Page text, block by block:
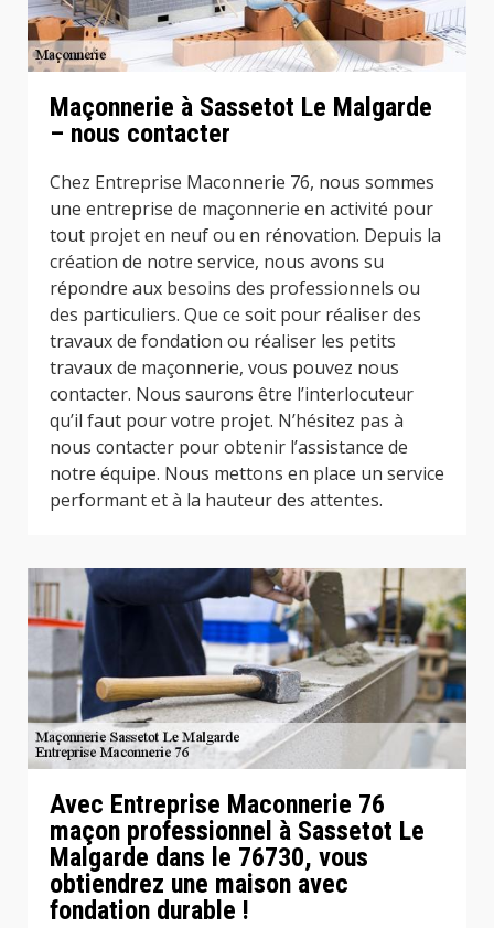
Maçonnerie à Sassetot Le Malgarde
– nous contacter
Chez Entreprise Maconnerie 76, nous sommes
une entreprise de maçonnerie en activité pour
tout projet en neuf ou en rénovation. Depuis la
création de notre service, nous avons su
répondre aux besoins des professionnels ou
des particuliers. Que ce soit pour réaliser des
travaux de fondation ou réaliser les petits
travaux de maçonnerie, vous pouvez nous
contacter. Nous saurons être l’interlocuteur
qu’il faut pour votre projet. N’hésitez pas à
nous contacter pour obtenir l’assistance de
notre équipe. Nous mettons en place un service
performant et à la hauteur des attentes.
Avec Entreprise Maconnerie 76
maçon professionnel à Sassetot Le
Malgarde dans le 76730, vous
obtiendrez une maison avec
fondation durable !